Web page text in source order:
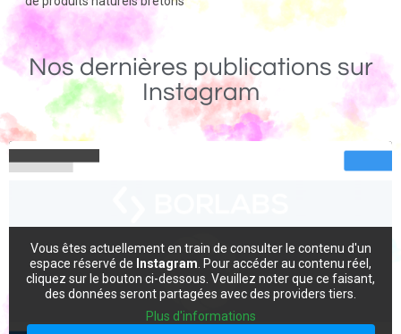
Nos dernières publications sur
Instagram
Vous êtes actuellement en train de consulter le contenu d'un
espace réservé de Instagram . Pour accéder au contenu réel,
cliquez sur le bouton ci-dessous. Veuillez noter que ce faisant,
des données seront partagées avec des providers tiers.
Plus d'informations